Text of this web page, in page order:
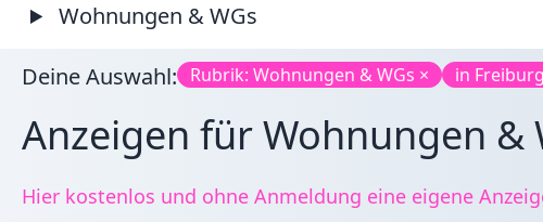
Wohnungen & WGs
Deine Auswahl: Rubrik: Wohnungen & WGs × in
Anzeigen für Wohnungen &
Hier kostenlos und ohne Anmeldung eine eigene